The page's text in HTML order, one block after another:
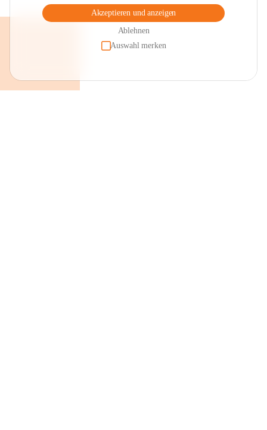
Akzeptieren und anzeigen
Ablehnen
Auswahl merken